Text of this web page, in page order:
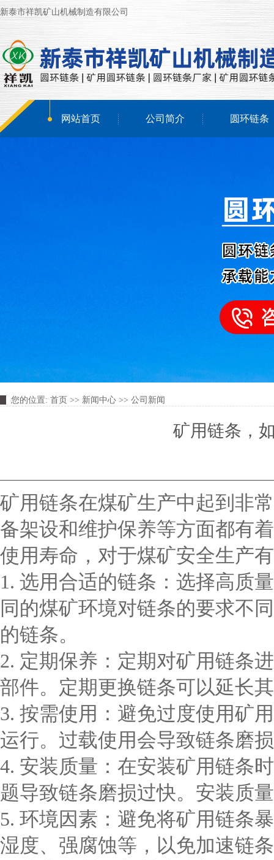
新泰市祥凯矿山机械制造有限公司
网站首页 公司简介 圆环链条
您的位置: 首页 >> 新闻中心 >> 公司新闻
矿用链条，
矿用链条在煤矿生产中起到非
备架设和维护保养等方面都有
使用寿命，对于煤矿安全生产
1. 选用合适的链条：选择高质
同的煤矿环境对链条的要求不
的链条。
2. 定期保养：定期对矿用链条
部件。定期更换链条可以延长
3. 按需使用：避免过度使用矿
运行。过载使用会导致链条磨
4. 安装质量：在安装矿用链条
题导致链条磨损过快。安装质
5. 环境因素：避免将矿用链条
湿度、强腐蚀等，以免加速链